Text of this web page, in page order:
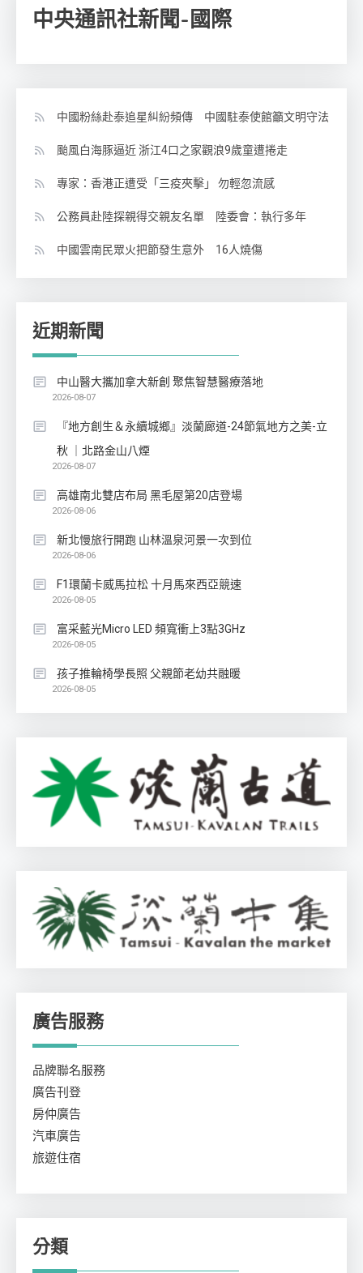
中央通訊社新聞-國際
中國粉絲赴泰追星糾紛頻傳 中國駐泰使館籲文明守法
颱風白海豚逼近 浙江4口之家觀浪9歲童遭捲走
專家：香港正遭受「三疫夾擊」 勿輕忽流感
公務員赴陸探親得交親友名單 陸委會：執行多年
中國雲南民眾火把節發生意外 16人燒傷
近期新聞
中山醫大攜加拿大新創 聚焦智慧醫療落地
2026-08-07
『地方創生＆永續城鄉』淡蘭廊道-24節氣地方之美-立
秋 ｜北路金山八煙
2026-08-07
高雄南北雙店布局 黑毛屋第20店登場
2026-08-06
新北慢旅行開跑 山林溫泉河景一次到位
2026-08-06
F1環蘭卡威馬拉松 十月馬來西亞競速
2026-08-05
富采藍光Micro LED 頻寬衝上3點3GHz
2026-08-05
孩子推輪椅學長照 父親節老幼共融暖
2026-08-05
廣告服務
品牌聯名服務
廣告刊登
房仲廣告
汽車廣告
旅遊住宿
分類